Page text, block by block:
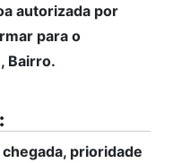
autorizada por
para o
Bairro.
prioridade